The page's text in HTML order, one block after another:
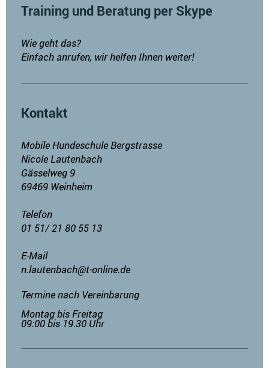
Training und Beratung per Skype
Wie geht das?
Einfach anrufen, wir helfen Ihnen weiter!
Kontakt
Mobile Hundeschule Bergstrasse
Nicole Lautenbach
Gässelweg 9
69469 Weinheim
Telefon
01 51/ 21 80 55 13
E-Mail
n.lautenbach@t-online.de
Termine nach Vereinbarung
Montag bis Freitag
09:00 bis 19.30 Uhr